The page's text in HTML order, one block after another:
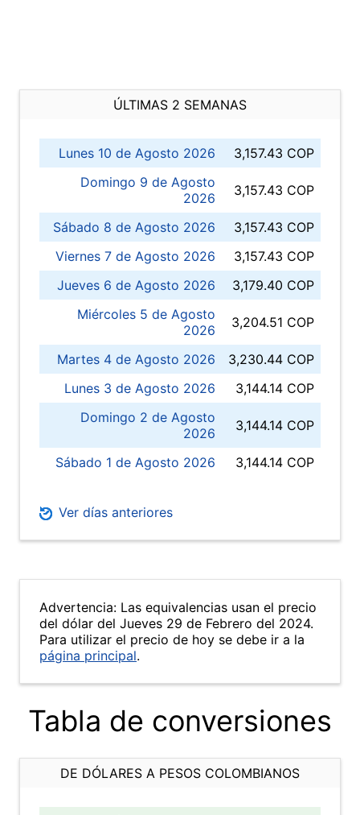
ÚLTIMAS 2 SEMANAS
Lunes 10 de Agosto 2026
3,157.43 COP
Domingo 9 de Agosto
2026
3,157.43 COP
Sábado 8 de Agosto 2026
3,157.43 COP
Viernes 7 de Agosto 2026
3,157.43 COP
Jueves 6 de Agosto 2026
3,179.40 COP
Miércoles 5 de Agosto
2026
3,204.51 COP
Martes 4 de Agosto 2026
3,230.44 COP
Lunes 3 de Agosto 2026
3,144.14 COP
Domingo 2 de Agosto
2026
3,144.14 COP
Sábado 1 de Agosto 2026 3,144.14 COP
Ver días anteriores
Advertencia: Las equivalencias usan el precio
del dólar del Jueves 29 de Febrero del 2024.
Para utilizar el precio de hoy se debe ir a la
página principal.
Tabla de conversiones
DE DÓLARES A PESOS COLOMBIANOS